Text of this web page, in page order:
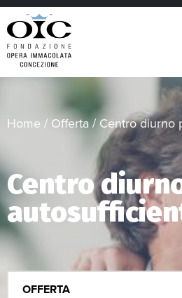
Home / Offerta/Centro diurno
Centro
OFFERTA